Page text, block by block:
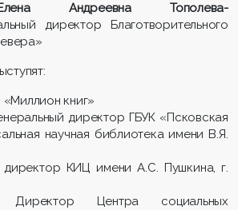
Андреевна Тополева-
директор Благотворительного
книг»
директор ГБУК «Псковская
научная библиотека имени В.Я.
КИЦ имени А.С. Пушкина, г.
Центра социальных